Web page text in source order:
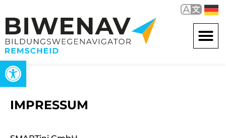
Werkzeugleiste öffnen
IMPRESSUM